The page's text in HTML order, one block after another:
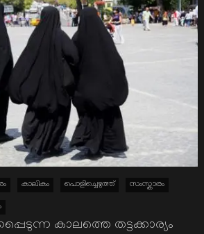
കാലികം പൊളിച്ചെഴുത്ത് സംസ്കാരം
കാലത്തെ തട്ടക്കാര്യം